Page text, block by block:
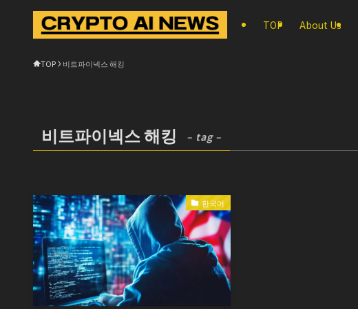
TOP About Us
TOP 비트파이넥스 해킹
비트파이넥스 해킹 – tag –
한국어